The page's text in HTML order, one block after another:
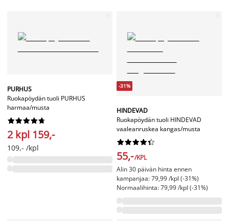
PURHUS
Ruokapöydän tuoli PURHUS
harmaa/musta






2 kpl 159,-
109,- /kpl
-31%
HINDEVAD
Ruokapöydän tuoli HINDEVAD
vaaleanruskea kangas/musta






55,-/KPL
Alin 30 päivän hinta ennen
kampanjaa: 79,99 /kpl (-31%)
Normaalihinta: 79,99 /kpl (-31%)